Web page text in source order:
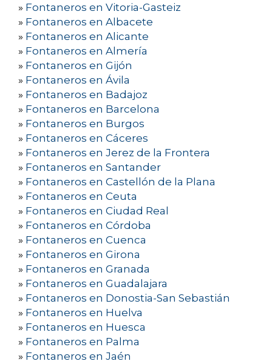
» Fontaneros en Vitoria-Gasteiz
» Fontaneros en Albacete
» Fontaneros en Alicante
» Fontaneros en Almería
» Fontaneros en Gijón
» Fontaneros en Ávila
» Fontaneros en Badajoz
» Fontaneros en Barcelona
» Fontaneros en Burgos
» Fontaneros en Cáceres
» Fontaneros en Jerez de la Frontera
» Fontaneros en Santander
» Fontaneros en Castellón de la Plana
» Fontaneros en Ceuta
» Fontaneros en Ciudad Real
» Fontaneros en Córdoba
» Fontaneros en Cuenca
» Fontaneros en Girona
» Fontaneros en Granada
» Fontaneros en Guadalajara
» Fontaneros en Donostia-San Sebastián
» Fontaneros en Huelva
» Fontaneros en Huesca
» Fontaneros en Palma
» Fontaneros en Jaén